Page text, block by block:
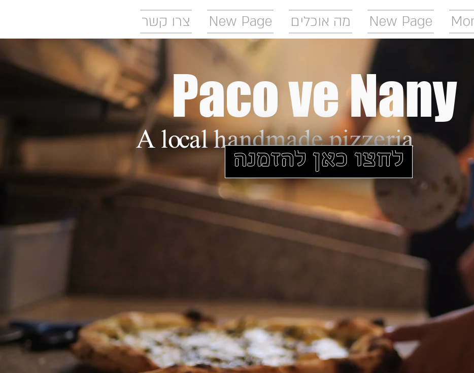
צרו קשר New Page מה אוכלים New Page
A local handmade pizzeria
Paco ve Nany
לחצו כאן להזמנה